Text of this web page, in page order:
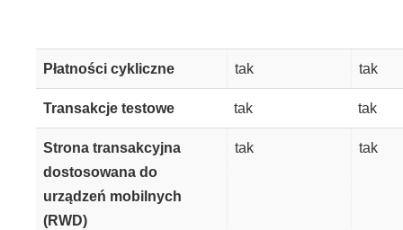
Płatności cykliczne tak tak
Transakcje testowe tak tak
Strona transakcyjna
dostosowana do
urządzeń mobilnych
(RWD)
tak tak